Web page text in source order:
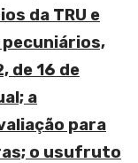
da TRU e
de 16 de
a
para
o usufruto